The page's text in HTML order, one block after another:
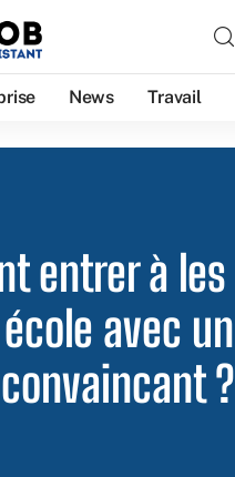
News Travail
entrer à les
avec un
?